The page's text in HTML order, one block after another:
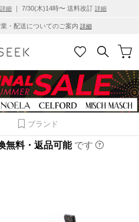
詳細 ｜ 7/30(木)14時〜 送料改訂 詳細
・配送についてのご案内 詳細
ブランド
無料・返品可能 です